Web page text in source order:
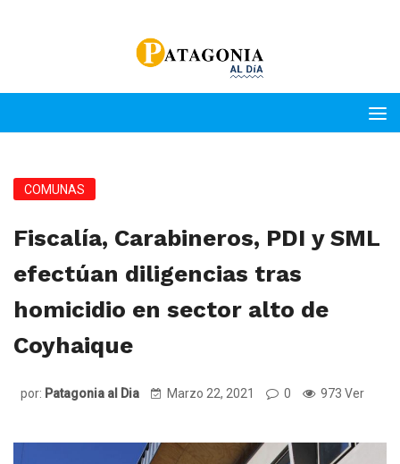
COMUNAS
Fiscalía, Carabineros, PDI y SML
efectúan diligencias tras
homicidio en sector alto de
Coyhaique
por: Patagonia al Dia Marzo 22, 2021 0 973 Ver